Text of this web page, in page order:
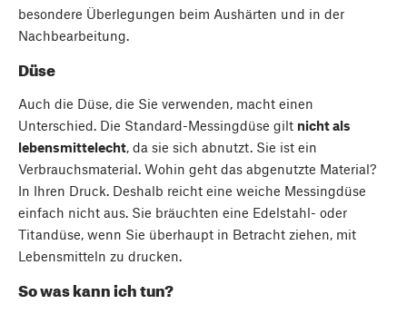
besondere Überlegungen beim Aushärten und in der
Nachbearbeitung.
Düse
Auch die Düse, die Sie verwenden, macht einen
Unterschied. Die Standard-Messingdüse gilt nicht als
lebensmittelecht, da sie sich abnutzt. Sie ist ein
Verbrauchsmaterial. Wohin geht das abgenutzte Material?
In Ihren Druck. Deshalb reicht eine weiche Messingdüse
einfach nicht aus. Sie bräuchten eine Edelstahl- oder
Titandüse, wenn Sie überhaupt in Betracht ziehen, mit
Lebensmitteln zu drucken.
So was kann ich tun?